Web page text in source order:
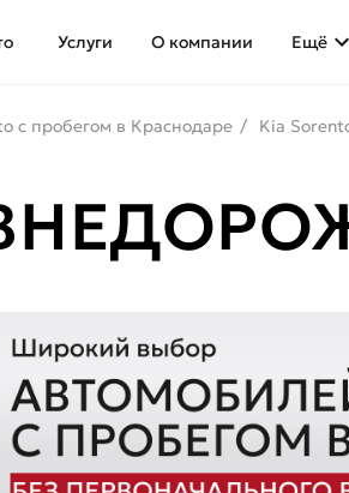
Услуги О компании Ещё
с пробегом в Краснодаре Kia